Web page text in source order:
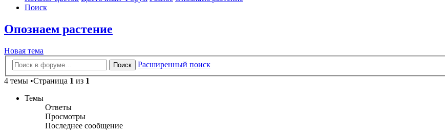
Поиск
Опознаем растение
Новая тема
Поиск
Расширенный поиск
4 темы •Страница 1 из 1
Темы
Ответы
Просмотры
Последнее сообщение